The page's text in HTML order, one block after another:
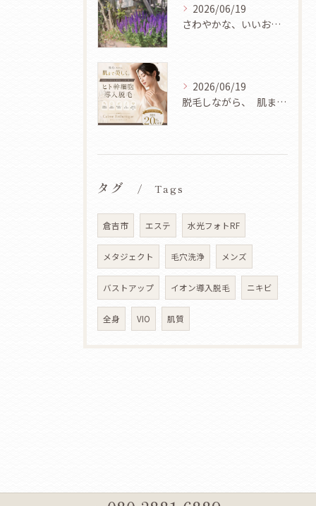
2026/06/19
さわやかな、いいお天気ですね🌿✨
2026/06/19
脱毛しながら、 肌まで美しく✨
タグ Tags
倉吉市 エステ 水光フォトRF
メタジェクト 毛穴洗浄 メンズ
バストアップ イオン導入脱毛 ニキビ
全身 VIO 肌質